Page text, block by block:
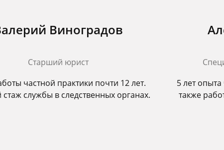
Виноградов
Старший юрист
частной практики почти 12 лет.
службы в следственных органах.
5 лет
также